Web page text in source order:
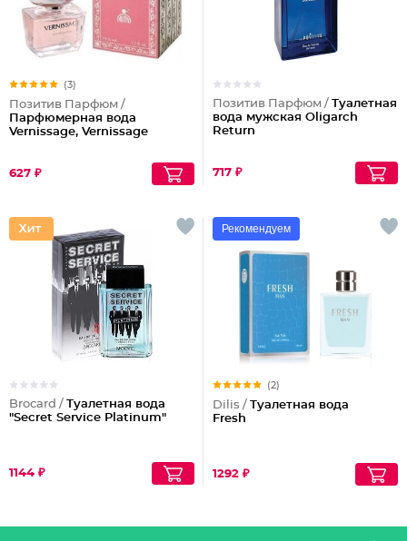
(3)
Позитив Парфюм /
Парфюмерная вода
Vernissage, Vernissage
627 ₽
Позитив Парфюм / Туалетная
вода мужская Oligarch
Return
717 ₽
Brocard / Туалетная вода
"Secret Service Platinum"
1144 ₽
Рекомендуем
(2)
Dilis / Туалетная вода
Fresh
1292 ₽